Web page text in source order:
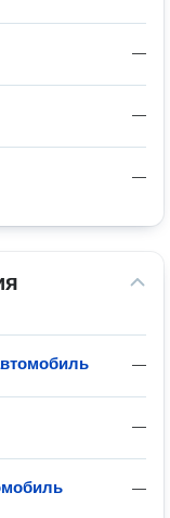
—
—
—
—
—
—